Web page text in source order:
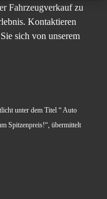
Fahrzeugverkauf zu
Kontaktieren
sich von unserem
unter dem Titel “ Auto
Spitzenpreis!“, übermittelt